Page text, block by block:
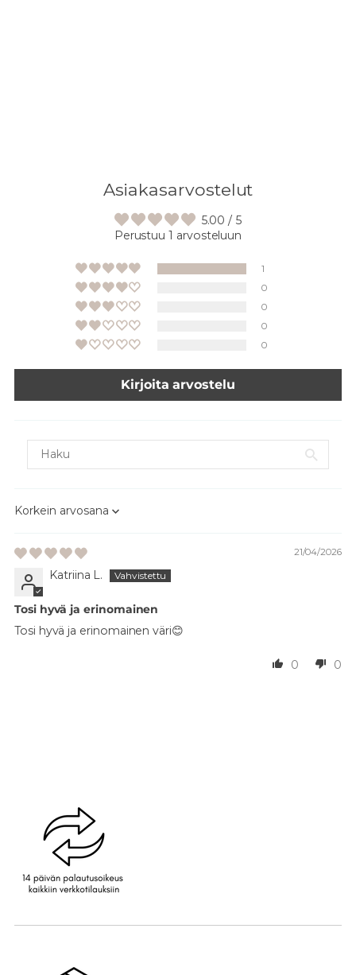
Asiakasarvostelut
5.00 / 5
Perustuu 1 arvosteluun
1
0
0
0
0
Kirjoita arvostelu
Sort by
21/04/2026
Katriina L.
Tosi hyvä ja erinomainen
Tosi hyvä ja erinomainen väri😊
0 0